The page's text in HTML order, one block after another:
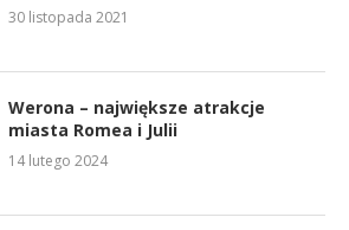
30 listopada 2021
Werona – największe atrakcje
miasta Romea i Julii
14 lutego 2024